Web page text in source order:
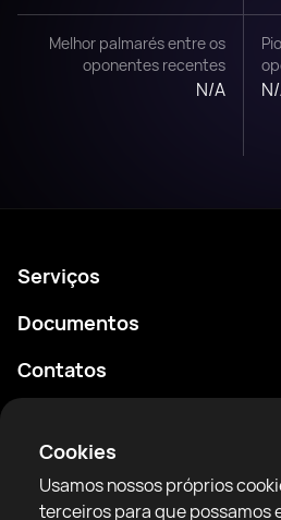
Cookies
Usamos nossos próprios
terceiros para que possamos
Melhor palmarés entre os
oponentes recentes
N/A
Serviços
Agenda
Classificações
Notícias
Documentos
Política de Privacidade
Termos de uso
Diretrizes da comunidade
Contatos